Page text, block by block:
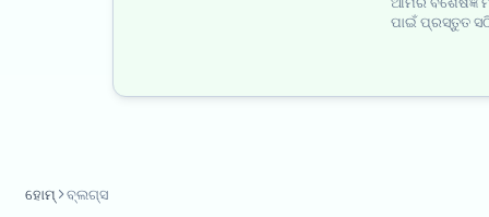
ପାଇଁ ପ୍ରସ୍ତୁତ
ହୋମ୍ ବ୍ଲଗ୍ସ